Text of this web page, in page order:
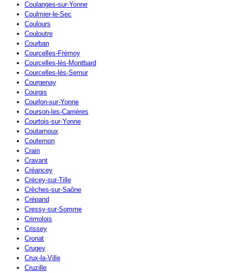
Coulanges-sur-Yonne
Coulmier-le-Sec
Coulours
Couloutre
Courban
Courcelles-Frémoy
Courcelles-lès-Montbard
Courcelles-lès-Semur
Courgenay
Courgis
Courlon-sur-Yonne
Courson-les-Carrières
Courtois-sur-Yonne
Coutarnoux
Couternon
Crain
Cravant
Créancey
Crécey-sur-Tille
Crêches-sur-Saône
Crépand
Cressy-sur-Somme
Crimolois
Crissey
Cronat
Crugey
Crux-la-Ville
Cruzille